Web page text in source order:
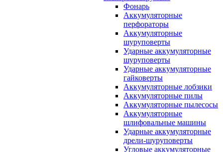
Фонарь
Аккумуляторные
перфораторы
Аккумуляторные
шуруповерты
Ударные аккумуляторные
шуруповерты
Ударные аккумуляторные
гайковерты
Аккумуляторные лобзики
Аккумуляторные пилы
Аккумуляторные пылесосы
Аккумуляторные
шлифовальные машины
Ударные аккумуляторные
дрели-шуруповерты
Угловые аккумуляторные